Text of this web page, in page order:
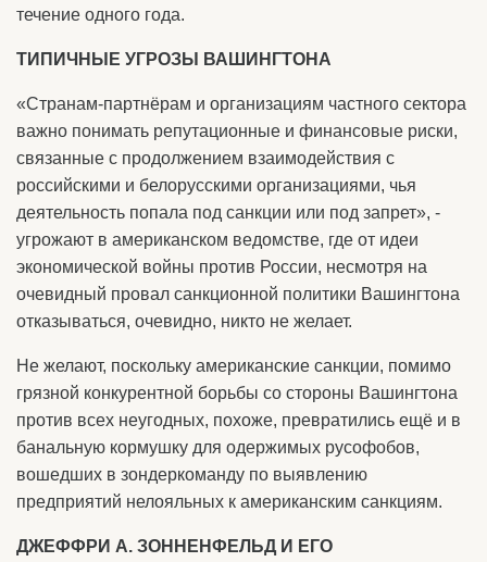
течение одного года.
ТИПИЧНЫЕ УГРОЗЫ ВАШИНГТОНА
«Странам-партнёрам и организациям частного сектора
важно понимать репутационные и финансовые риски,
связанные с продолжением взаимодействия с
российскими и белорусскими организациями, чья
деятельность попала под санкции или под запрет», -
угрожают в американском ведомстве, где от идеи
экономической войны против России, несмотря на
очевидный провал санкционной политики Вашингтона
отказываться, очевидно, никто не желает.
Не желают, поскольку американские санкции, помимо
грязной конкурентной борьбы со стороны Вашингтона
против всех неугодных, похоже, превратились ещё и в
банальную кормушку для одержимых русофобов,
вошедших в зондеркоманду по выявлению
предприятий нелояльных к американским санкциям.
ДЖЕФФРИ А. ЗОННЕНФЕЛЬД И ЕГО